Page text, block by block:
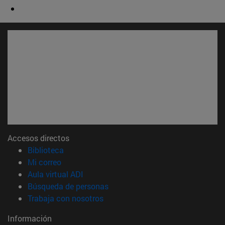
Accesos directos
Biblioteca
Mi correo(abre en nueva ventana)
Aula virtual ADI
Búsqueda de personas(abre en nueva ventana)
Trabaja con nosotros(abre en nueva ventana)
Información